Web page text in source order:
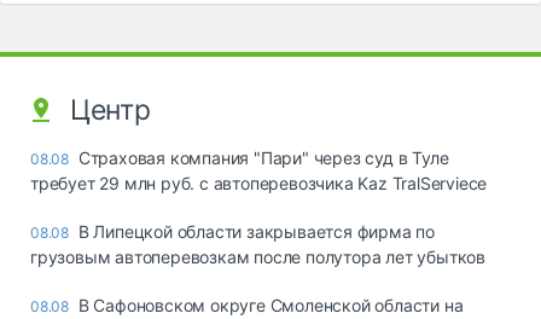
Центр
08.08 Страховая компания "Пари" через суд в Туле
требует 29 млн руб. с автоперевозчика Kaz TralServiece
08.08 В Липецкой области закрывается фирма по
грузовым автоперевозкам после полутора лет убытков
08.08 В Сафоновском округе Смоленской области на